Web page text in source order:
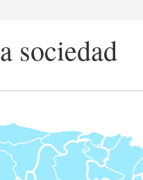
sociedad